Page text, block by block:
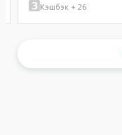
Кэшбэк + 26